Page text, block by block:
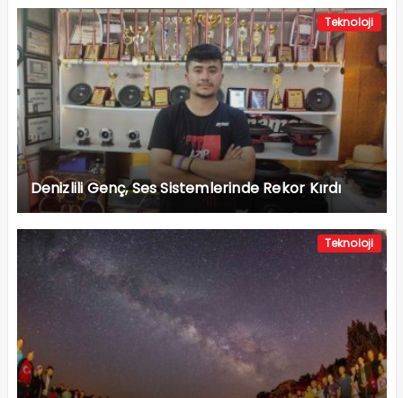
Teknoloji
Denizlili Genç, Ses Sistemlerinde Rekor Kırdı
Teknoloji